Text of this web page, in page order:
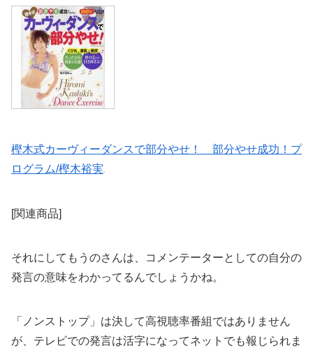
樫木式カーヴィーダンスで部分やせ！ 部分やせ成功！プ
ログラム/樫木裕実
[関連商品]
それにしてもうのさんは、コメンテーターとしての自分の
発言の意味をわかってるんでしょうかね。
「ノンストップ」は決して高視聴率番組ではありません
が、テレビでの発言は活字になってネットでも報じられま